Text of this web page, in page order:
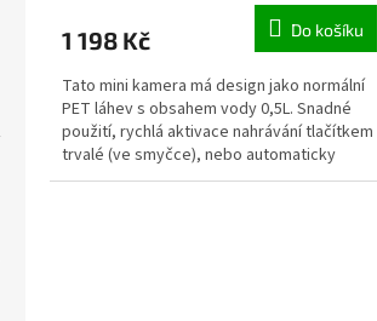
1 198 Kč Do košíku
Tato mini kamera má design jako normální
PET láhev s obsahem vody 0,5L. Snadné
použití, rychlá aktivace nahrávání tlačítkem
trvalé (ve smyčce), nebo automaticky
pouze při...